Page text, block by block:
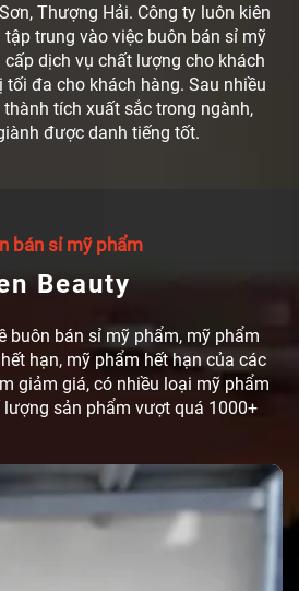
Thượng Hải. Công ty luôn kiên
trung vào việc buôn bán sỉ mỹ
cấp dịch vụ chất lượng cho khách
tối đa cho khách hàng. Sau nhiều
tích xuất sắc trong ngành,
được danh tiếng tốt.
bán sỉ mỹ phẩm
Beauty
buôn bán sỉ mỹ phẩm, mỹ phẩm
hạn, mỹ phẩm hết hạn của các
giảm giá, có nhiều loại mỹ phẩm
sản phẩm vượt quá 1000+